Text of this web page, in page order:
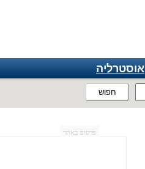
חפוש
אוסטרליה
פרסום באתר